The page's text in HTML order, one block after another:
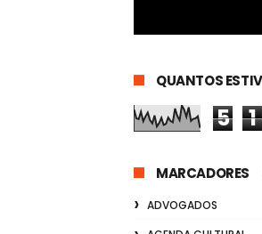
QUANTOS
5 1
MARCADORES
ADVOGADOS